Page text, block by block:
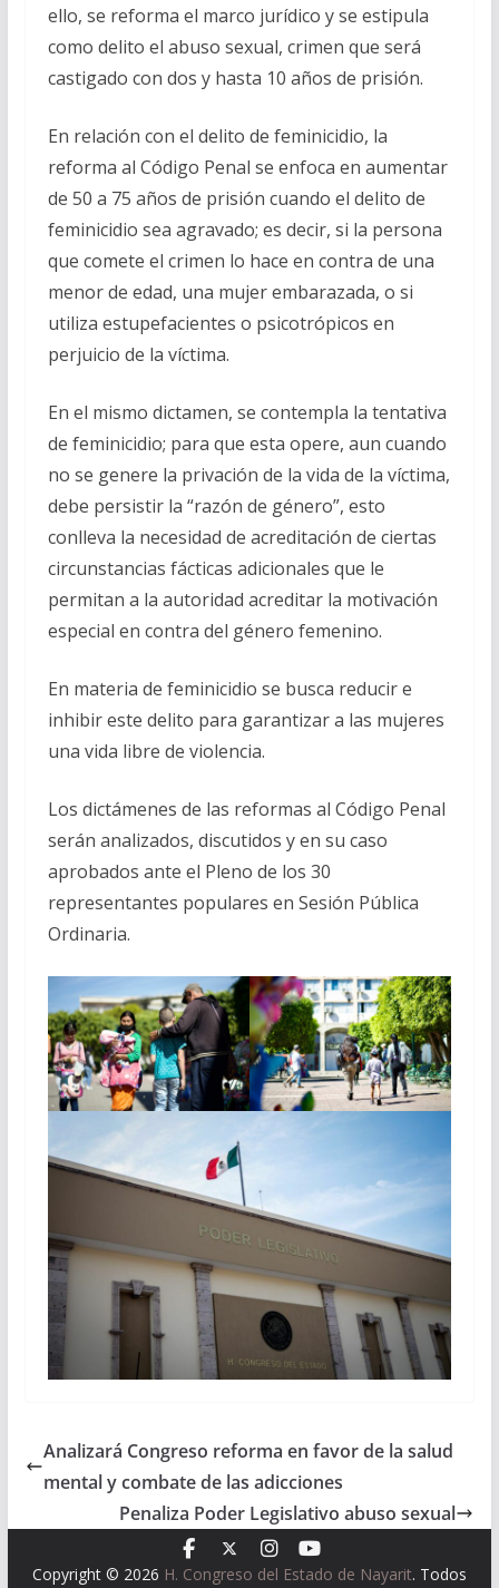
ello, se reforma el marco jurídico y se estipula
como delito el abuso sexual, crimen que será
castigado con dos y hasta 10 años de prisión.
En relación con el delito de feminicidio, la
reforma al Código Penal se enfoca en aumentar
de 50 a 75 años de prisión cuando el delito de
feminicidio sea agravado; es decir, si la persona
que comete el crimen lo hace en contra de una
menor de edad, una mujer embarazada, o si
utiliza estupefacientes o psicotrópicos en
perjuicio de la víctima.
En el mismo dictamen, se contempla la tentativa
de feminicidio; para que esta opere, aun cuando
no se genere la privación de la vida de la víctima,
debe persistir la “razón de género”, esto
conlleva la necesidad de acreditación de ciertas
circunstancias fácticas adicionales que le
permitan a la autoridad acreditar la motivación
especial en contra del género femenino.
En materia de feminicidio se busca reducir e
inhibir este delito para garantizar a las mujeres
una vida libre de violencia.
Los dictámenes de las reformas al Código Penal
serán analizados, discutidos y en su caso
aprobados ante el Pleno de los 30
representantes populares en Sesión Pública
Ordinaria.
Analizará Congreso reforma en favor de la salud
mental y combate de las adicciones
Penaliza Poder Legislativo abuso sexual
Copyright © 2026 H. Congreso del Estado de Nayarit. Todos